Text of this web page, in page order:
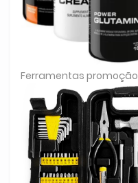
Ferramentas promoção